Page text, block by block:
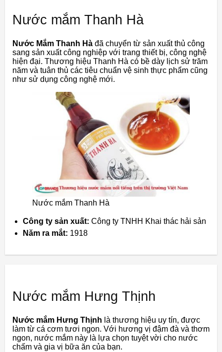
Nước mắm Thanh Hà
Nước Mắm Thanh Hà đã chuyển từ sản xuất thủ công
sang sản xuất công nghiệp với trang thiết bị, công nghệ
hiện đại. Thương hiệu Thanh Hà có bề dày lịch sử trăm
năm và tuân thủ các tiêu chuẩn vệ sinh thực phẩm cũng
như sử dụng công nghệ mới.
Nước mắm Thanh Hà
Công ty sản xuất: Công ty TNHH Khai thác hải sản
Năm ra mắt: 1918
Nước mắm Hưng Thịnh
Nước mắm Hưng Thịnh là thương hiệu uy tín, được
làm từ cá cơm tươi ngon. Với hương vị đậm đà và thơm
ngon, nước mắm này là lựa chọn tuyệt vời cho nước
chấm và gia vị bữa ăn của bạn.